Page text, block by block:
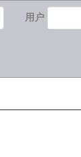
用户